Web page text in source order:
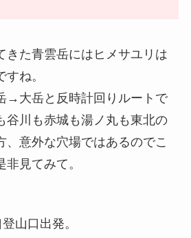
きた青雲岳にはヒメサユリは
ね。
→大岳と反時計回りルートで
谷川も赤城も湯ノ丸も東北の
、意外な穴場ではあるのでこ
見てみて。
山口出発。